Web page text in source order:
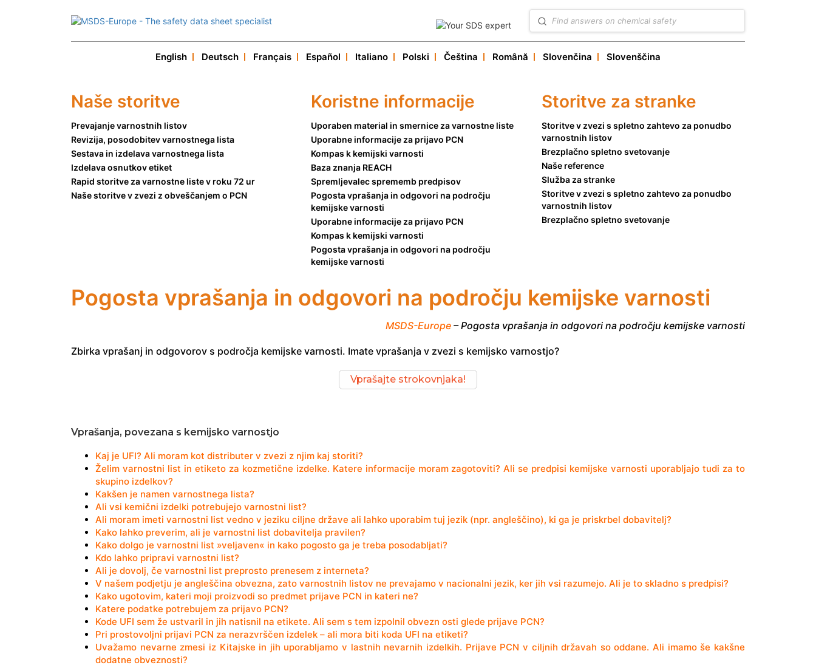
Naše storitve
Storitve za stranke
English Deutsch Français Español Italiano Polski Čeština Română Slovenčina Slovenščina
Naše storitve
Prevajanje varnostnih listov
Revizija, posodobitev varnostnega lista
Sestava in izdelava varnostnega lista
Izdelava osnutkov etiket
Rapid storitve za varnostne liste v roku 72 ur
Naše storitve v zvezi z obveščanjem o PCN
Koristne informacije
Uporaben material in smernice za varnostne liste
Uporabne informacije za prijavo PCN
Kompas k kemijski varnosti
Baza znanja REACH
Spremljevalec sprememb predpisov
Pogosta vprašanja in odgovori na področju
kemijske varnosti
Uporabne informacije za prijavo PCN
Kompas k kemijski varnosti
Pogosta vprašanja in odgovori na področju
kemijske varnosti
Storitve za stranke
Storitve v zvezi s spletno zahtevo za ponudbo
varnostnih listov
Brezplačno spletno svetovanje
Naše reference
Služba za stranke
Storitve v zvezi s spletno zahtevo za ponudbo
varnostnih listov
Brezplačno spletno svetovanje
Pogosta vprašanja in odgovori na področju kemijske varnosti
MSDS-Europe – Pogosta vprašanja in odgovori na področju kemijske varnosti
Zbirka vprašanj in odgovorov s področja kemijske varnosti. Imate vprašanja v zvezi s kemijsko varnostjo?
Vprašajte strokovnjaka!
Vprašanja, povezana s kemijsko varnostjo
Kaj je UFI? Ali moram kot distributer v zvezi z njim kaj storiti?
Želim varnostni list in etiketo za kozmetične izdelke. Katere informacije moram zagotoviti? Ali se predpisi kemijske varnosti uporabljajo tudi za to
skupino izdelkov?
Kakšen je namen varnostnega lista?
Ali vsi kemični izdelki potrebujejo varnostni list?
Ali moram imeti varnostni list vedno v jeziku ciljne države ali lahko uporabim tuj jezik (npr. angleščino), ki ga je priskrbel dobavitelj?
Kako lahko preverim, ali je varnostni list dobavitelja pravilen?
Kako dolgo je varnostni list »veljaven« in kako pogosto ga je treba posodabljati?
Kdo lahko pripravi varnostni list?
Ali je dovolj, če varnostni list preprosto prenesem z interneta?
V našem podjetju je angleščina obvezna, zato varnostnih listov ne prevajamo v nacionalni jezik, ker jih vsi razumejo. Ali je to skladno s predpisi?
Kako ugotovim, kateri moji proizvodi so predmet prijave PCN in kateri ne?
Katere podatke potrebujem za prijavo PCN?
Kode UFI sem že ustvaril in jih natisnil na etikete. Ali sem s tem izpolnil obvezn osti glede prijave PCN?
Pri prostovoljni prijavi PCN za nerazvrščen izdelek – ali mora biti koda UFI na etiketi?
Uvažamo nevarne zmesi iz Kitajske in jih uporabljamo v lastnih nevarnih izdelkih. Prijave PCN v ciljnih državah so oddane. Ali imamo še kakšne
dodatne obveznosti?